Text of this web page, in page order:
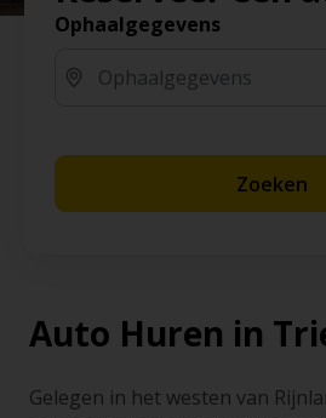
Ophaalgegevens
Zoeken
Auto Huren in
Gelegen in het westen van